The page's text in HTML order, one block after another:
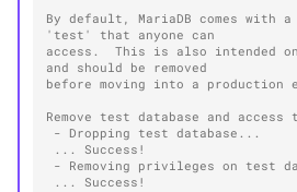
By default, MariaDB comes with a
'test' that anyone can
access.  This is also intended
and should be removed
before moving into a production
Remove test database and
- Dropping test database...
... Success!
- Removing privileges on test
... Success!